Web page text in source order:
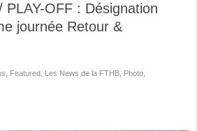
PLAY-OFF : Désignation
journée Retour &
Featured Les News de la FTHB Photo